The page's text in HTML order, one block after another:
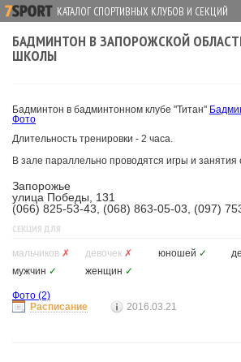
КАТАЛОГ СПОРТИВНЫХ КЛУБОВ И СЕКЦИЙ
БАДМИНТОН В ЗАПОРОЖСКОЙ
ШКОЛЫ
Бадминтон в бадминтонном клубе "Титан"
Фото
Длительность тренировки - 2 часа.
В зале параллельно проводятся игры и занятия
Запорожье
улица Победы, 131
(066) 825-53-43, (068) 863-05-03, (097)
СЕКЦИЯ ДЛЯ
мальчиков ✗ девочек ✗ юношей ✓
мужчин ✓ женщин ✓
Фото (2)
Расписание
2016.03.21